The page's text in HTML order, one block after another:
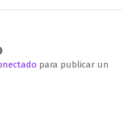
para publicar un